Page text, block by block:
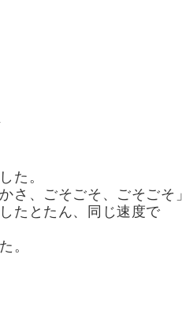
た。
さ、ごそごそ、ごそごそ」
たとたん、同じ速度で
。